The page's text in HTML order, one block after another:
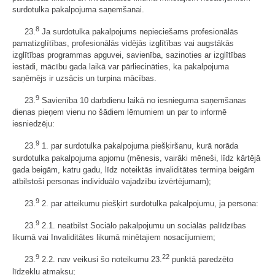
surdotulka pakalpojuma saņemšanai.
23. 8 Ja surdotulka pakalpojums nepieciešams profesionālās
pamatizglītības, profesionālās vidējās izglītības vai augstākās
izglītības programmas apguvei, savienība, sazinoties ar izglītības
iestādi, mācību gada laikā var pārliecināties, ka pakalpojuma
saņēmējs ir uzsācis un turpina mācības.
23.9 Savienība 10 darbdienu laikā no iesnieguma saņemšanas
dienas pieņem vienu no šādiem lēmumiem un par to informē
iesniedzēju:
23.9 1. par surdotulka pakalpojuma piešķiršanu, kurā norāda
surdotulka pakalpojuma apjomu (mēnesis, vairāki mēneši, līdz kārtējā
gada beigām, katru gadu, līdz noteiktās invaliditātes termiņa beigām
atbilstoši personas individuālo vajadzību izvērtējumam);
23. 9 2. par atteikumu piešķirt surdotulka pakalpojumu, ja persona:
23.9 2.1. neatbilst Sociālo pakalpojumu un sociālās palīdzības
likumā vai Invaliditātes likumā minētajiem nosacījumiem;
23.9 2.2. nav veikusi šo noteikumu 23.22 punktā paredzēto
līdzekļu atmaksu;